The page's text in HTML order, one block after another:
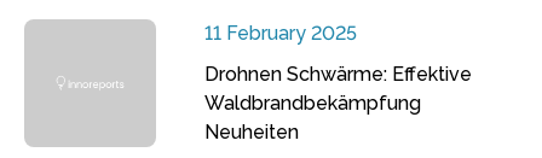
11 February 2025
Drohnen Schwärme: Effektive
Waldbrandbekämpfung
Neuheiten